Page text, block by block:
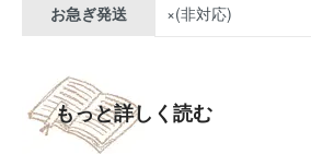
お急ぎ発送 ×(非対応)
もっと詳しく読む